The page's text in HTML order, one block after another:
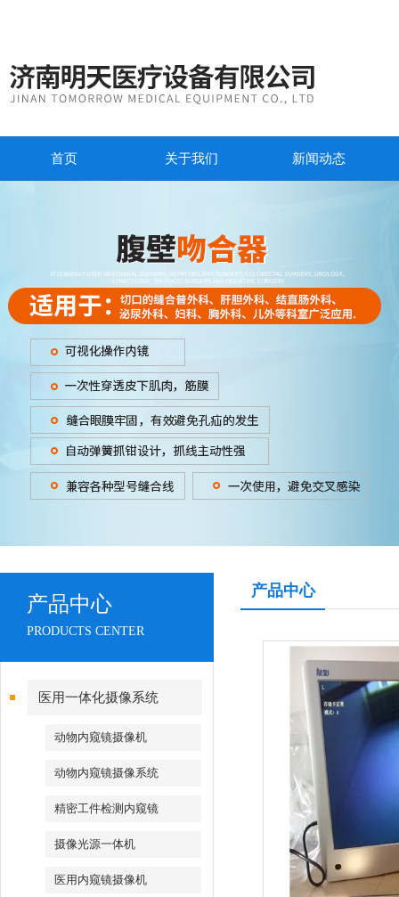
首页 关于我们 新闻动态
产品中心
PRODUCTS CENTER
医用一体化摄像系统
动物内窥镜摄像机
动物内窥镜摄像系统
精密工件检测内窥镜
摄像光源一体机
医用内窥镜摄像机
产品中心